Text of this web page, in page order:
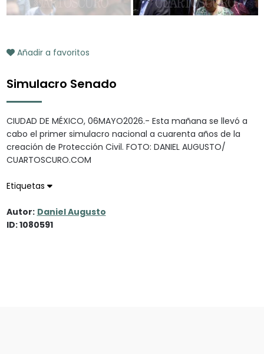
Añadir a favoritos
Simulacro Senado
CIUDAD DE MÉXICO, 06MAYO2026.- Esta mañana se llevó a
cabo el primer simulacro nacional a cuarenta años de la
creación de Protección Civil. FOTO: DANIEL AUGUSTO/
CUARTOSCURO.COM
Etiquetas
Autor: Daniel Augusto
ID: 1080591